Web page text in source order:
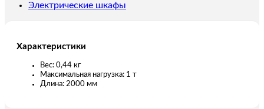
Электрические шкафы
Характеристики
Вес: 0,44 кг
Максимальная нагрузка: 1 т
Длина: 2000 мм